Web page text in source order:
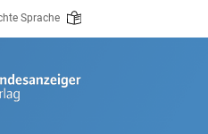
Sprache